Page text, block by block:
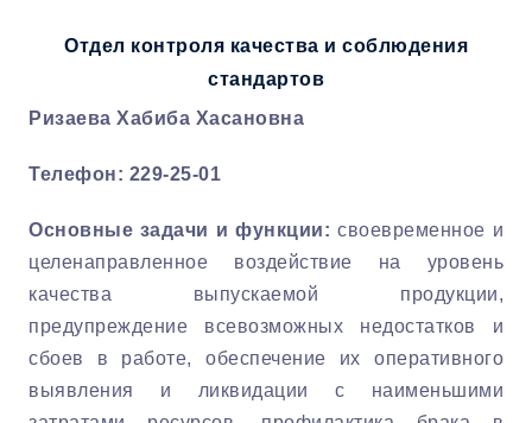
Отдел контроля качества и соблюдения
стандартов
Ризаева Хабиба Хасановна
Телефон: 229-25-01
Основные задачи и функции: своевременное и
целенаправленное воздействие на уровень
качества выпускаемой продукции,
предупреждение всевозможных недостатков и
сбоев в работе, обеспечение их оперативного
выявления и ликвидации с наименьшими